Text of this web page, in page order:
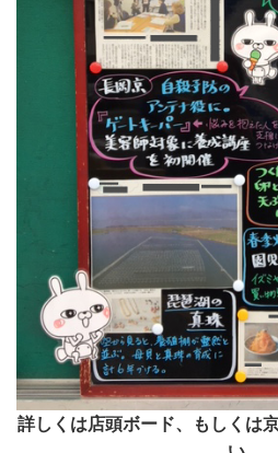
詳しくは店頭ボード、もしくは